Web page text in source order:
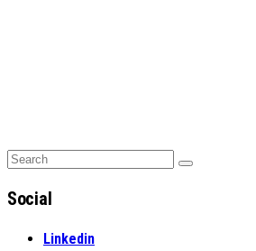
Search
Search
Social
Linkedin